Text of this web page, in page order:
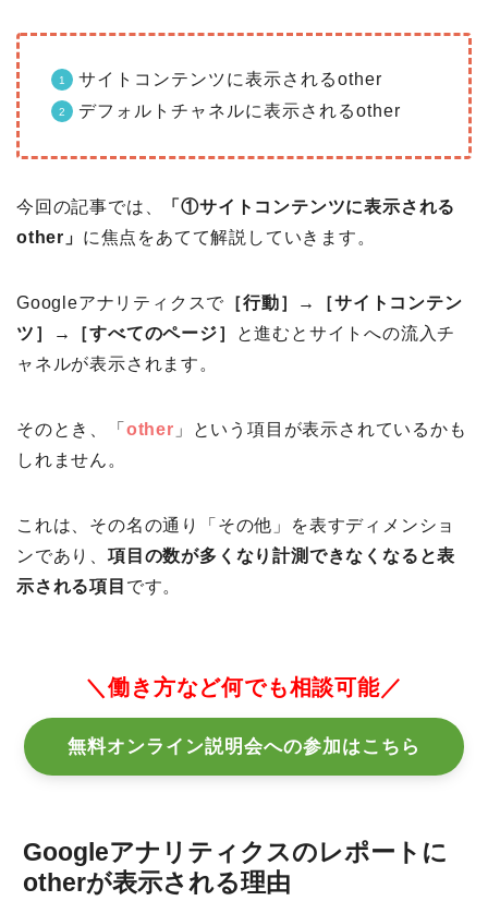
サイトコンテンツに表示されるother
デフォルトチャネルに表示されるother
今回の記事では、
「①サイトコンテンツに表示される
other」 に焦点をあてて解説していきます。
Googleアナリティクスで ［行動］→［サイトコンテン
ツ］→［すべてのページ］
と進むとサイトへの流入チ
ャネルが表示されます。
そのとき、「 other 」という項目が表示されているかも
しれません。
これは、その名の通り「その他」を表すディメンショ
ンであり、 項目の数が多くなり計測できなくなると表
示される項目 です。
＼働き方など何でも相談可能／
無料オンライン説明会への参加はこちら
Googleアナリティクスのレポートに
otherが表示される理由